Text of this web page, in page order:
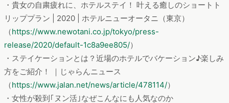
参考資料
・2022年春！高校生最新トレンドランキング 流行語や好きなア
ーティスト・芸能人を含む15項目を発表
（https://prtimes.jp/main/html/rd/p/000000020.000026876.h
tml）
・貴女の自粛疲れに、ホテルステイ！ 叶える癒しのショートト